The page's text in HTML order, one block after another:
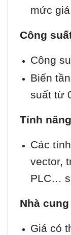
mức
Công
Công
Biến
suất từ
Tính
Các
vector,
PLC…
Nhà
Giá có